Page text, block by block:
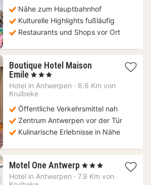
€
Nähe zum Hauptbahnhof
Kulturelle Highlights fußläufig
Restaurants und Shops vor Ort
Boutique Hotel Maison
Emile 1
Nacht
ab
€
, 3 Sterne
Hotel in Antwerpen · 6.6 Km von
Kruibeke
Öffentliche Verkehrsmittel nah
Zentrum Antwerpen vor der Tür
Kulinarische Erlebnisse in Nähe
Motel One Antwerp 1
Nacht
, 3 Sterne
Hotel in Antwerpen · 7.9 Km von